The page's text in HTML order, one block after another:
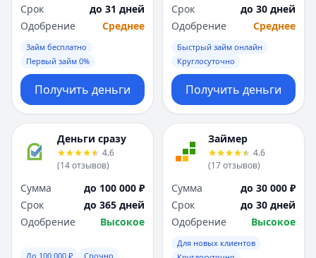
Срок
до 31 дней
Одобрение
Среднее
Займ бесплатно
Первый займ 0%
Получить деньги
Срок
до 30 дней
Одобрение
Среднее
Быстрый займ онлайн
Круглосуточно
Получить деньги
Деньги сразу
4.6
(14отзывов)
Сумма
до 100 000 ₽
Срок
до 365 дней
Одобрение
Высокое
До 100 000 ₽ Срочно
Займер
4.6
(17отзывов)
Сумма
до 30 000 ₽
Срок
до 30 дней
Одобрение
Высокое
Для новых клиентов